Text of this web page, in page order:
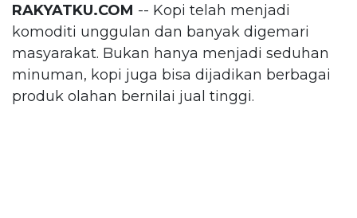
RAKYATKU.COM -- Kopi telah menjadi
komoditi unggulan dan banyak digemari
masyarakat. Bukan hanya menjadi seduhan
minuman, kopi juga bisa dijadikan berbagai
produk olahan bernilai jual tinggi.